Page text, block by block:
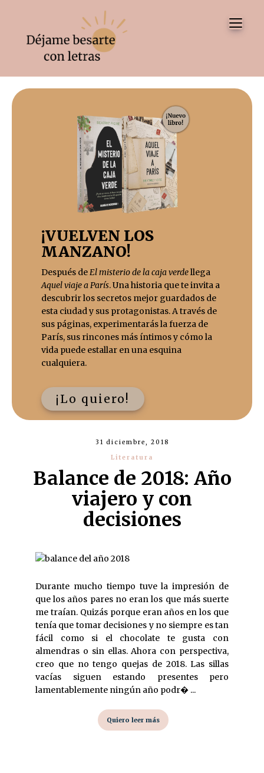
¡VUELVEN LOS
MANZANO!
Después deEl misterio de la caja verdellega
Aquel viaje a París. Una historia que te invita a
descubrir los secretos mejor guardados de
esta ciudad y sus protagonistas. A través de
sus páginas, experimentarás la fuerza de
París, sus rincones más íntimos y cómo la
vida puede estallar en una esquina
cualquiera.
¡Lo quiero!
31 diciembre, 2018
Literatura
Balance de 2018: Año
viajero y con
decisiones
Durante mucho tiempo tuve la impresión de
que los años pares no eran los que más suerte
me traían. Quizás porque eran años en los que
tenía que tomar decisiones y no siempre es tan
fácil como si el chocolate te gusta con
almendras o sin ellas. Ahora con perspectiva,
creo que no tengo quejas de 2018. Las sillas
vacías siguen estando presentes pero
lamentablemente ningún año podr� ...
Quiero leer más